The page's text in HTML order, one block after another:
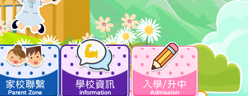
家校聯繫
Parent Zone
學校資訊
Information
入學/升中
Admission